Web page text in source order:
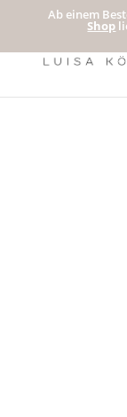
Ab einem
Shop